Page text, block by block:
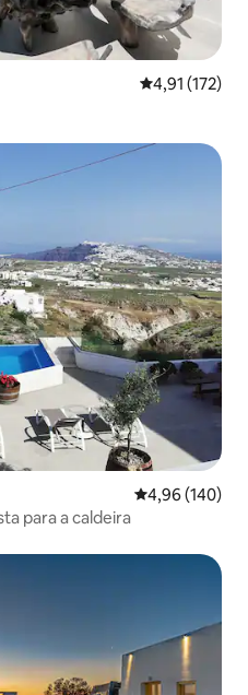
4,91 de uma
4,91 (172)
hóspedes
4,96 de uma
4,96 (140)
para a caldeira